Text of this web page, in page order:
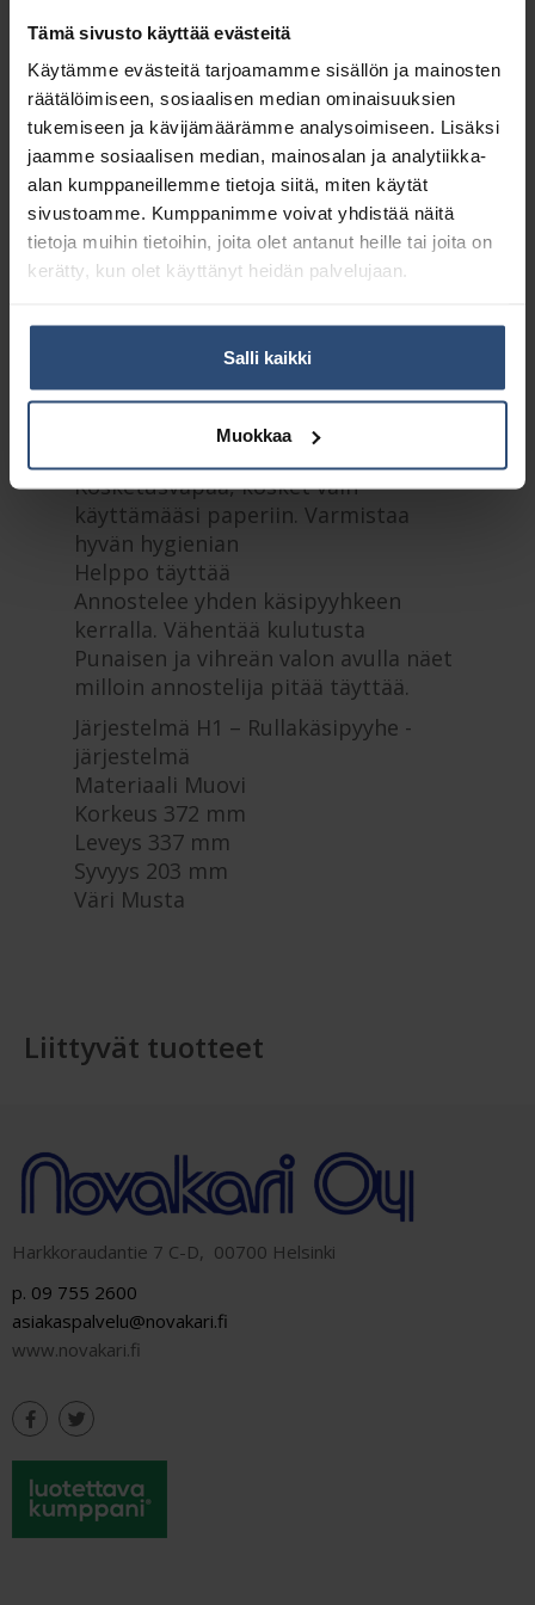
Tämä sivusto käyttää evästeitä
Käytämme evästeitä tarjoamamme sisällön ja mainosten
räätälöimiseen, sosiaalisen median ominaisuuksien
tukemiseen ja kävijämäärämme analysoimiseen. Lisäksi
jaamme sosiaalisen median, mainosalan ja analytiikka-
alan kumppaneillemme tietoja siitä, miten käytät
sivustoamme. Kumppanimme voivat yhdistää näitä
tietoja muihin tietoihin, joita olet antanut heille tai joita on
kerätty, kun olet käyttänyt heidän palvelujaan.
Salli kaikki
Muokkaa
Yhteensä: 168,32 €
Tuotetunnus (SKU):551008
Osasto:Käsipyyheannostelijat
Kosketusvapaa, kosket vain
käyttämääsi paperiin. Varmistaa
hyvän hygienian
Helppo täyttää
Annostelee yhden käsipyyhkeen
kerralla. Vähentää kulutusta
Punaisen ja vihreän valon avulla näet
milloin annostelija pitää täyttää.
Järjestelmä H1 – Rullakäsipyyhe -
järjestelmä
Materiaali Muovi
Korkeus 372 mm
Leveys 337 mm
Syvyys 203 mm
Väri Musta
Liittyvät tuotteet
Harkkoraudantie 7 C-D, 00700 Helsinki
p. 09 755 2600
asiakaspalvelu@novakari.fi
www.novakari.fi